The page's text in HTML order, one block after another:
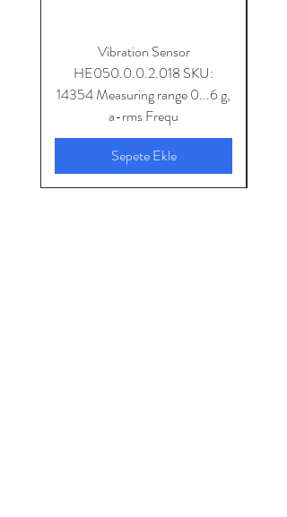
Vibration Sensor
HE050.0.0.2.018 SKU:
14354 Measuring range 0...6 g,
a-rms Frequ
Sepete Ekle